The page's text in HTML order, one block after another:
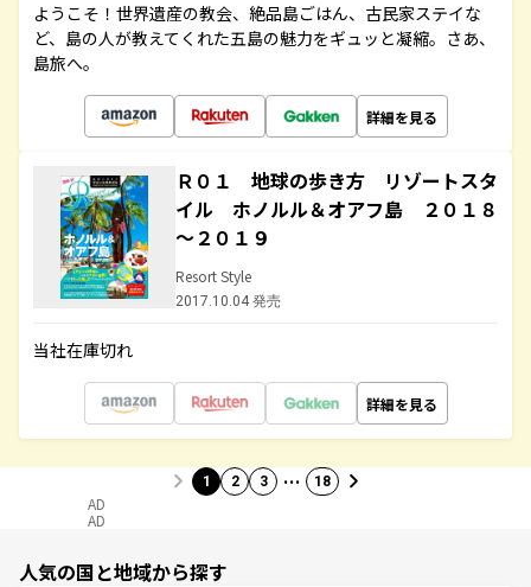
ようこそ！世界遺産の教会、絶品島ごはん、古民家ステイな
ど、島の人が教えてくれた五島の魅力をギュッと凝縮。さあ、
島旅へ。
詳細を見る
Ｒ０１ 地球の歩き方 リゾートスタ
イル ホノルル＆オアフ島 ２０１８
～２０１９
Resort Style
2017.10.04 発売
当社在庫切れ
詳細を見る
1 2 3 … 18
AD
AD
人気の国と地域から探す